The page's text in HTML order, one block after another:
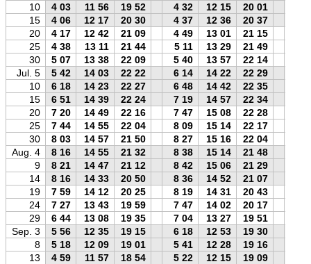
10
4 03 11 56 19 52 4 32 12 15 20 01
15
4 06 12 17 20 30 4 37 12 36 20 37
20
4 17 12 42 21 09 4 49 13 01 21 15
25
4 38 13 11 21 44 5 11 13 29 21 49
30
5 07 13 38 22 09 5 40 13 57 22 14
Jul. 5
5 42 14 03 22 22 6 14 14 22 22 29
10
6 18 14 23 22 27 6 48 14 42 22 35
15
6 51 14 39 22 24 7 19 14 57 22 34
20
7 20 14 49 22 16 7 47 15 08 22 28
25
7 44 14 55 22 04 8 09 15 14 22 17
30
8 03 14 57 21 50 8 27 15 16 22 04
Aug. 4
8 16 14 55 21 32 8 38 15 14 21 48
9
8 21 14 47 21 12 8 42 15 06 21 29
14
8 16 14 33 20 50 8 36 14 52 21 07
19
7 59 14 12 20 25 8 19 14 31 20 43
24
7 27 13 43 19 59 7 47 14 02 20 17
29
6 44 13 08 19 35 7 04 13 27 19 51
Sep. 3
5 56 12 35 19 15 6 18 12 53 19 30
8
5 18 12 09 19 01 5 41 12 28 19 16
13
4 59 11 57 18 54 5 22 12 15 19 09